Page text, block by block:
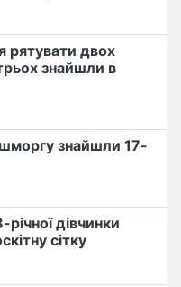
рятувати двох
трьох знайшли в
знайшли 17-
річної дівчинки
сітку